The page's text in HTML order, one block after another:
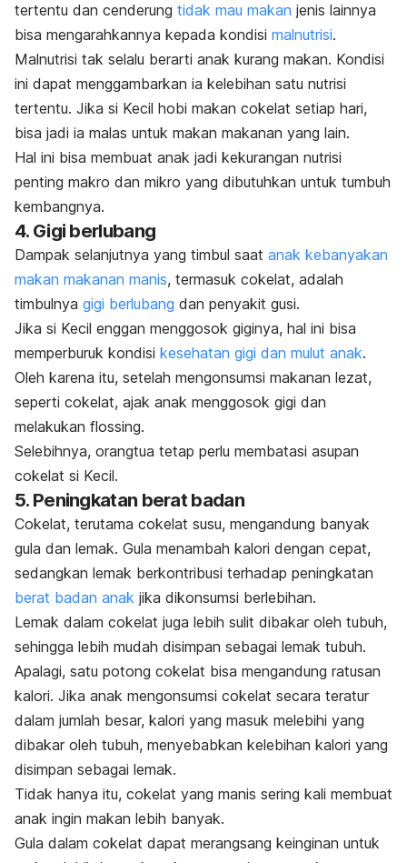
tertentu dan cenderung tidak mau makan jenis lainnya
bisa mengarahkannya kepada kondisi malnutrisi.
Malnutrisi tak selalu berarti anak kurang makan. Kondisi
ini dapat menggambarkan ia kelebihan satu nutrisi
tertentu. Jika si Kecil hobi makan cokelat setiap hari,
bisa jadi ia malas untuk makan makanan yang lain.
Hal ini bisa membuat anak jadi kekurangan nutrisi
penting makro dan mikro yang dibutuhkan untuk tumbuh
kembangnya.
4. Gigi berlubang
Dampak selanjutnya yang timbul saat anak kebanyakan
makan makanan manis, termasuk cokelat, adalah
timbulnya gigi berlubang dan penyakit gusi.
Jika si Kecil enggan menggosok giginya, hal ini bisa
memperburuk kondisi kesehatan gigi dan mulut anak.
Oleh karena itu, setelah mengonsumsi makanan lezat,
seperti cokelat, ajak anak menggosok gigi dan
melakukan flossing.
Selebihnya, orangtua tetap perlu membatasi asupan
cokelat si Kecil.
5. Peningkatan berat badan
Cokelat, terutama cokelat susu, mengandung banyak
gula dan lemak. Gula menambah kalori dengan cepat,
sedangkan lemak berkontribusi terhadap peningkatan
berat badan anak jika dikonsumsi berlebihan.
Lemak dalam cokelat juga lebih sulit dibakar oleh tubuh,
sehingga lebih mudah disimpan sebagai lemak tubuh.
Apalagi, satu potong cokelat bisa mengandung ratusan
kalori. Jika anak mengonsumsi cokelat secara teratur
dalam jumlah besar, kalori yang masuk melebihi yang
dibakar oleh tubuh, menyebabkan kelebihan kalori yang
disimpan sebagai lemak.
Tidak hanya itu, cokelat yang manis sering kali membuat
anak ingin makan lebih banyak.
Gula dalam cokelat dapat merangsang keinginan untuk